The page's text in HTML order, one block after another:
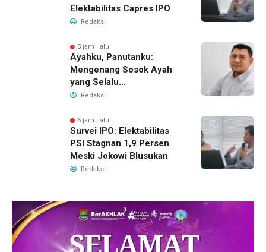
Elektabilitas Capres IPO
Redaksi
5 jam lalu
Ayahku, Panutanku:
Mengenang Sosok Ayah
yang Selalu
Membersamaiku
Redaksi
6 jam lalu
Survei IPO: Elektabilitas
PSI Stagnan 1,9 Persen
Meski Jokowi Blusukan
Redaksi